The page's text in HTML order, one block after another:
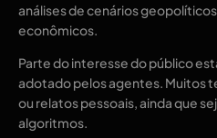
análises de cenários
econômicos.
Parte do interesse do público
adotado pelos agentes. Muitos
ou relatos pessoais, ainda que
algoritmos.